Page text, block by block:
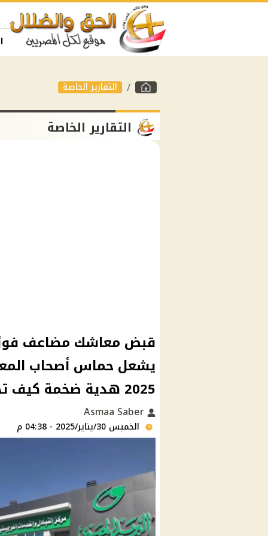
التقارير الخاصة
التقارير الخاصة
قبض معاشك مضاعف
يشعل حماس أصحاب
2025 هدية ضخمة كيف تحصل عليها؟
الخميس 30/يناير/2025 - 04:38 م